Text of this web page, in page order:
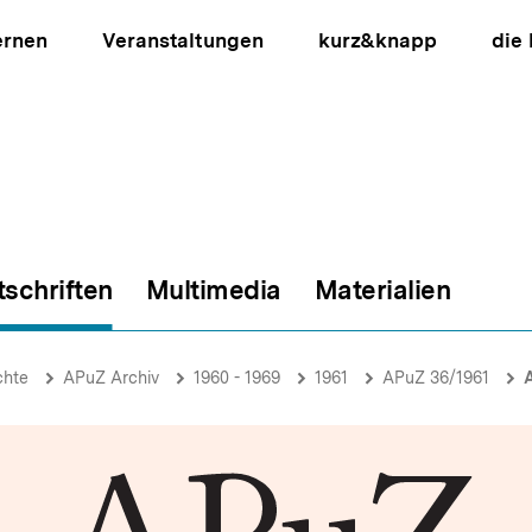
Veranstaltungen kurz&knapp die
Multimedia Materialien
APuZ Archiv 1960 - 1969 1961 APuZ 36/1961